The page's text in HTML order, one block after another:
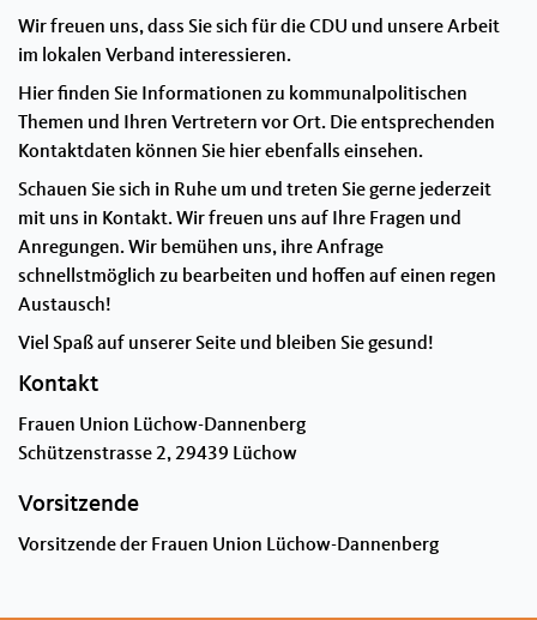
Wir freuen uns, dass Sie sich für die CDU und unsere Arbeit
im lokalen Verband interessieren.
Hier finden Sie Informationen zu kommunalpolitischen
Themen und Ihren Vertretern vor Ort. Die entsprechenden
Kontaktdaten können Sie hier ebenfalls einsehen.
Schauen Sie sich in Ruhe um und treten Sie gerne jederzeit
mit uns in Kontakt. Wir freuen uns auf Ihre Fragen und
Anregungen. Wir bemühen uns, ihre Anfrage
schnellstmöglich zu bearbeiten und hoffen auf einen regen
Austausch!
Viel Spaß auf unserer Seite und bleiben Sie gesund!
Kontakt
Frauen Union Lüchow-Dannenberg
Schützenstrasse 2, 29439 Lüchow
Vorsitzende
Vorsitzende der Frauen Union Lüchow-Dannenberg